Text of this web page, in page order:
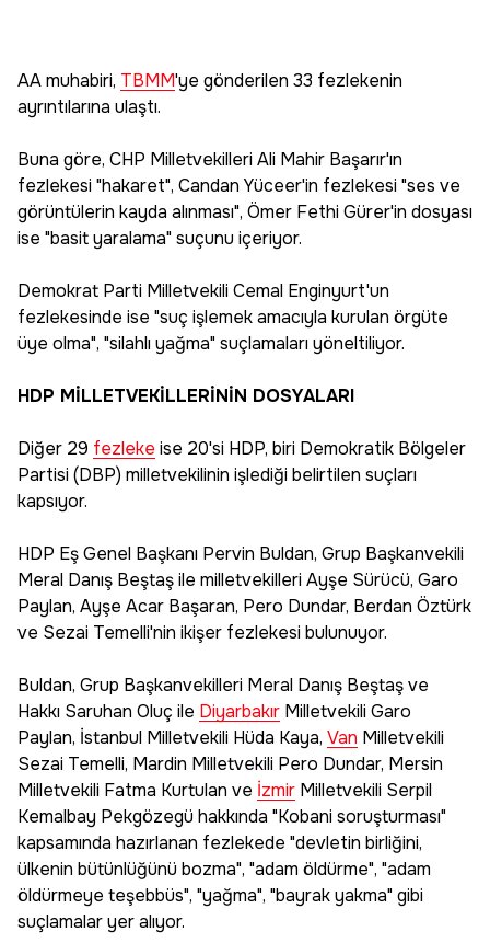
AA muhabiri, TBMM'ye gönderilen 33 fezlekenin
ayrıntılarına ulaştı.
Buna göre, CHP Milletvekilleri Ali Mahir Başarır'ın
fezlekesi "hakaret", Candan Yüceer'in fezlekesi "ses ve
görüntülerin kayda alınması", Ömer Fethi Gürer'in dosyası
ise "basit yaralama" suçunu içeriyor.
Demokrat Parti Milletvekili Cemal Enginyurt'un
fezlekesinde ise "suç işlemek amacıyla kurulan örgüte
üye olma", "silahlı yağma" suçlamaları yöneltiliyor.
HDP MİLLETVEKİLLERİNİN DOSYALARI
Diğer 29 fezleke ise 20'si HDP, biri Demokratik Bölgeler
Partisi (DBP) milletvekilinin işlediği belirtilen suçları
kapsıyor.
HDP Eş Genel Başkanı Pervin Buldan, Grup Başkanvekili
Meral Danış Beştaş ile milletvekilleri Ayşe Sürücü, Garo
Paylan, Ayşe Acar Başaran, Pero Dundar, Berdan Öztürk
ve Sezai Temelli'nin ikişer fezlekesi bulunuyor.
Buldan, Grup Başkanvekilleri Meral Danış Beştaş ve
Hakkı Saruhan Oluç ile Diyarbakır Milletvekili Garo
Paylan, İstanbul Milletvekili Hüda Kaya, Van Milletvekili
Sezai Temelli, Mardin Milletvekili Pero Dundar, Mersin
Milletvekili Fatma Kurtulan ve İzmir Milletvekili Serpil
Kemalbay Pekgözegü hakkında "Kobani soruşturması"
kapsamında hazırlanan fezlekede "devletin birliğini,
ülkenin bütünlüğünü bozma", "adam öldürme", "adam
öldürmeye teşebbüs", "yağma", "bayrak yakma" gibi
suçlamalar yer alıyor.